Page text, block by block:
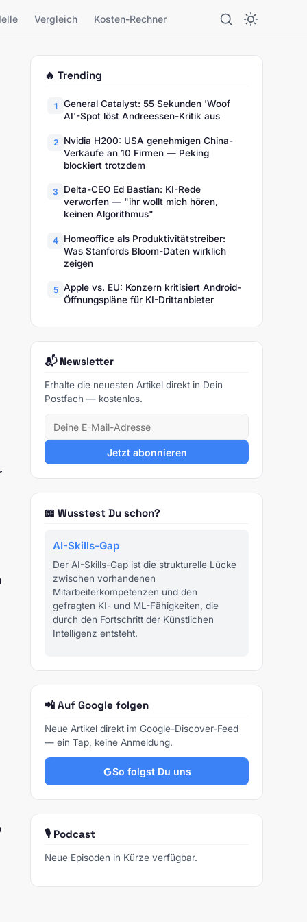
Vergleich Kosten-Rechner
🔥 Trending
1
General Catalyst: 55‑Sekunden 'Woof
AI'-Spot löst Andreessen-Kritik aus
2
Nvidia H200: USA genehmigen China-
Verkäufe an 10 Firmen — Peking
blockiert trotzdem
3
Delta-CEO Ed Bastian: KI-Rede
verworfen — "ihr wollt mich hören,
keinen Algorithmus"
4 Homeoffice als Produktivitätstreiber:
Was Stanfords Bloom-Daten wirklich
zeigen
5 Apple vs. EU: Konzern kritisiert Android-
Öffnungspläne für KI-Drittanbieter
📬 Newsletter
Erhalte die neuesten Artikel direkt in Dein
Postfach — kostenlos.
Jetzt abonnieren
📖 Wusstest Du schon?
AI-Skills-Gap
Der AI-Skills-Gap ist die strukturelle Lücke
zwischen vorhandenen
Mitarbeiterkompetenzen und den
gefragten KI- und ML-Fähigkeiten, die
durch den Fortschritt der Künstlichen
Intelligenz entsteht.
📲 Auf Google folgen
Neue Artikel direkt im Google-Discover-Feed
— ein Tap, keine Anmeldung.
So folgst Du uns
🎙️ Podcast
Neue Episoden in Kürze verfügbar.